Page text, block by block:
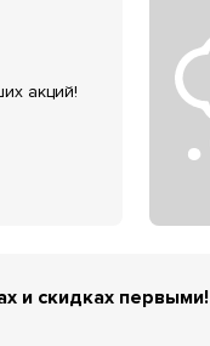
акций!
и скидках первыми!